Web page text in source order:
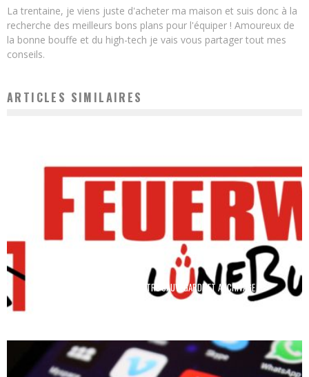
La trentaine, je viens juste d'acheter ma maison et suis donc à la
recherche des meilleurs bons plans pour l'équiper ! Amoureux de
la bonne bouffe et du high-tech je vais vous partager tout mes
conseils.
ARTICLES SIMILAIRES
QUELLE EST LA DIFFÉRENCE ENTRE SAUVEGARDE ET ARCHIVAGE ?